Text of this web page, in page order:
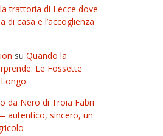
trattoria di Lecce dove
di casa e l’accoglienza
su Quando la
Le Fossette
da Nero di Troia Fabri
autentico, sincero, un